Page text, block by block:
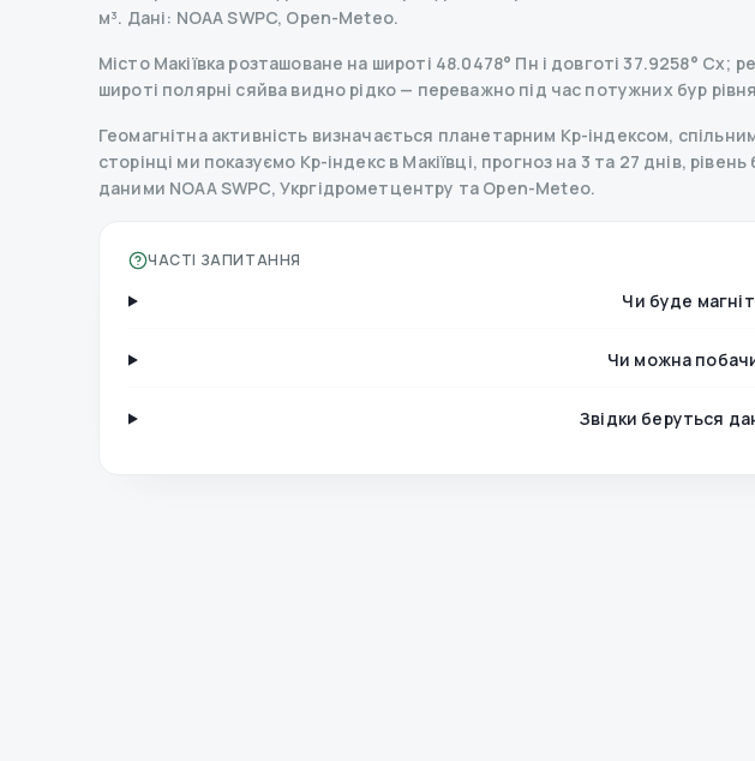
м³. Дані: NOAA SWPC, Open-Meteo.
Місто Макіївка розташоване на широті 48.0478° Пн і довготі 37.9258°
широті полярні сяйва видно рідко — переважно під час потужних бур
Геомагнітна активність визначається планетарним Kp-індексом,
сторінці ми показуємо Kp-індекс в Макіївці, прогноз на 3 та 27 днів,
даними NOAA SWPC, Укргідрометцентру та Open-Meteo.
ЧАСТІ ЗАПИТАННЯ
Чи буде
Чи можна
Звідки беруться